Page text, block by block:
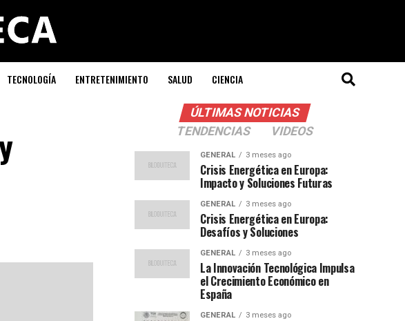
TECNOLOGÍA ENTRETENIMIENTO SALUD CIENCIA
ÚLTIMAS NOTICIAS
TENDENCIAS
VIDEOS
GENERAL 3 meses ago
Crisis Energética en Europa:
Impacto y Soluciones Futuras
GENERAL 3 meses ago
Crisis Energética en Europa:
Desafíos y Soluciones
GENERAL 3 meses ago
La Innovación Tecnológica Impulsa
el Crecimiento Económico en
España
GENERAL 3 meses ago